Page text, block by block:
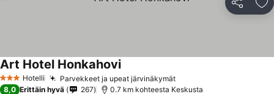
Jaa
3 Tähtiluokitus
Hotelli Parvekkeet ja upeat järvinäkymät
Art Hotel Honkahovi
8,0 Erittäin hyvä 267 0.7 km kohteesta Keskusta